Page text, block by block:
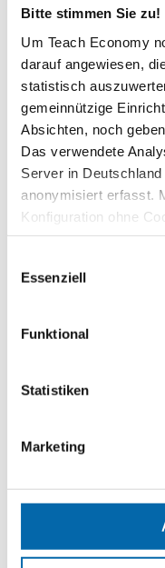
Bitte stimmen Sie zu!
Um Teach Economy
darauf angewiesen,
statistisch
gemeinnützige
Absichten, noch
Das verwendete
Server in
anonymisiert erfasst.
Konfiguration ohne
Analyse bitte wir Sie,
Essenziell
Funktional
Statistiken
Marketing
Planspiele
–